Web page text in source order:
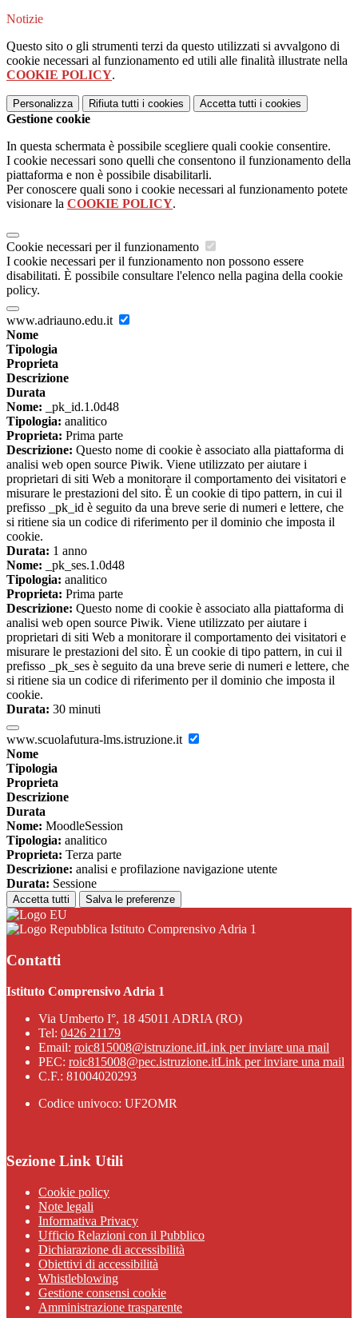
Notizie
Questo sito o gli strumenti terzi da questo utilizzati si avvalgono di
cookie necessari al funzionamento ed utili alle finalità illustrate nella
COOKIE POLICY.
Personalizza Rifiuta tutti i cookies Accetta tutti i cookies
Gestione cookie
In questa schermata è possibile scegliere quali cookie consentire.
I cookie necessari sono quelli che consentono il funzionamento della
piattaforma e non è possibile disabilitarli.
Per conoscere quali sono i cookie necessari al funzionamento potete
visionare la COOKIE POLICY.
Cookie necessari per il funzionamento
I cookie necessari per il funzionamento non possono essere
disabilitati. È possibile consultare l'elenco nella pagina della cookie
policy.
www.adriauno.edu.it
Nome
Tipologia
Proprieta
Descrizione
Durata
Nome: _pk_id.1.0d48
Tipologia: analitico
Proprieta: Prima parte
Descrizione: Questo nome di cookie è associato alla piattaforma di
analisi web open source Piwik. Viene utilizzato per aiutare i
proprietari di siti Web a monitorare il comportamento dei visitatori e
misurare le prestazioni del sito. È un cookie di tipo pattern, in cui il
prefisso _pk_id è seguito da una breve serie di numeri e lettere, che
si ritiene sia un codice di riferimento per il dominio che imposta il
cookie.
Durata: 1 anno
Nome: _pk_ses.1.0d48
Tipologia: analitico
Proprieta: Prima parte
Descrizione: Questo nome di cookie è associato alla piattaforma di
analisi web open source Piwik. Viene utilizzato per aiutare i
proprietari di siti Web a monitorare il comportamento dei visitatori e
misurare le prestazioni del sito. È un cookie di tipo pattern, in cui il
prefisso _pk_ses è seguito da una breve serie di numeri e lettere, che
si ritiene sia un codice di riferimento per il dominio che imposta il
cookie.
Durata: 30 minuti
www.scuolafutura-lms.istruzione.it
Nome
Tipologia
Proprieta
Descrizione
Durata
Nome: MoodleSession
Tipologia: analitico
Proprieta: Terza parte
Descrizione: analisi e profilazione navigazione utente
Durata: Sessione
Accetta tutti Salva le preferenze
Istituto Comprensivo Adria 1
Contatti
Istituto Comprensivo Adria 1
Via Umberto I°, 18 45011 ADRIA (RO)
Tel: 0426 21179
Email: roic815008@istruzione.itLink per inviare una mail
PEC: roic815008@pec.istruzione.itLink per inviare una mail
C.F.: 81004020293
Codice univoco: UF2OMR
Sezione Link Utili
Cookie policy
Note legali
Informativa Privacy
Ufficio Relazioni con il Pubblico
Dichiarazione di accessibilità
Obiettivi di accessibilità
Whistleblowing
Gestione consensi cookie
Amministrazione trasparente